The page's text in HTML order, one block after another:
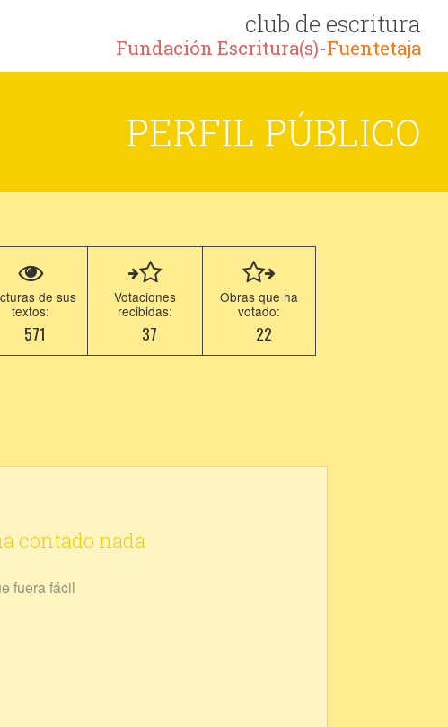
club de escritura
Fundación Escritura(s)-Fuentetaja
PERFIL PÚBLICO
de sus
textos:
571
Votaciones
recibidas:
37
Obras que ha
votado:
22
contado nada
fuera fácil